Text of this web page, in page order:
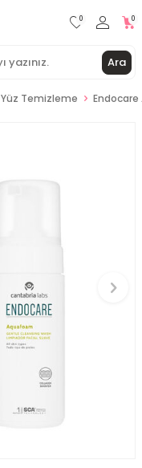
Ara
0 0
Yüz Temizleme